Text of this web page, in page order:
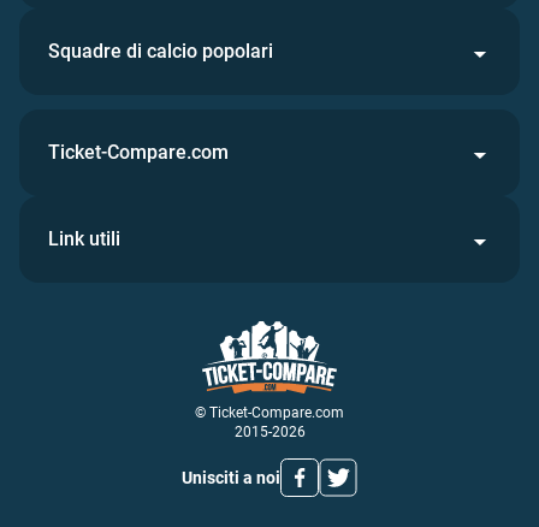
Squadre di calcio popolari
© Ticket-Compare.com
2015-2026
Unisciti a noi
Ticket-Compare.com
Link utili